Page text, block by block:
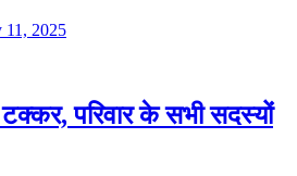
11, 2025
परिवार के सभी सदस्यों